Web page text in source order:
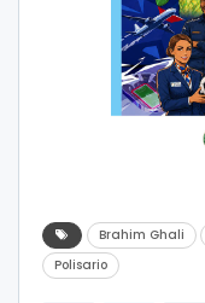
Brahim Ghali
Polisario